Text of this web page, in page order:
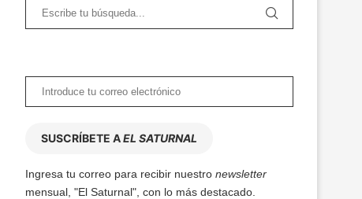
SUSCRÍBETE AEL SATURNAL
Ingresa tu correo para recibir nuestro newsletter
mensual, "El Saturnal", con lo más destacado.